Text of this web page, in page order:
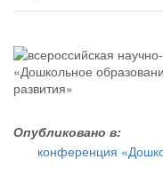
Опубликовано в:
конференция